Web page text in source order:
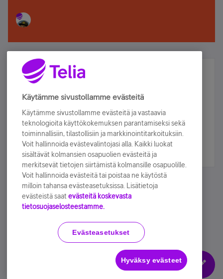
Älä jää paitsi – osallistu ja voita!
Tilaa Telian uutiskirje ja olet mukana arvonnassa.
sähköpostiisi.
Tilaa nyt
Käyttöehdot Accessibility statement
Evästeasetukset
Käytämme sivustollamme evästeitä
Käytämme sivustollamme evästeitä ja vastaavia
teknologioita käyttökokemuksen parantamiseksi sekä
toiminnallisiin, tilastollisiin ja markkinointitarkoituksiin.
Voit hallinnoida evästevalintojasi alla. Kaikki luokat
sisältävät kolmansien osapuolien evästeitä ja
merkitsevät tietojen siirtämistä kolmansille osapuolille.
Voit hallinnoida evästeitä tai poistaa ne käytöstä
milloin tahansa evästeasetuksissa. Lisätietoja
evästeistä saat evästeitä koskevasta
tietosuojaselosteestamme.
Evästeasetukset
Hyväksy evästeet